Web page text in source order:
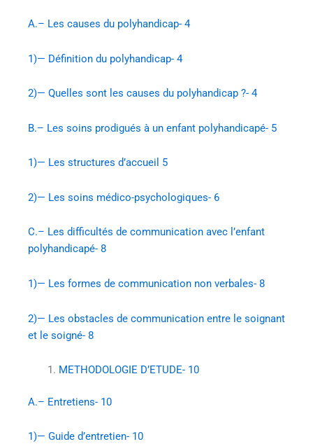
A.– Les causes du polyhandicap- 4
1)— Définition du polyhandicap- 4
2)— Quelles sont les causes du polyhandicap ?- 4
B.– Les soins prodigués à un enfant polyhandicapé- 5
1)— Les structures d’accueil 5
2)— Les soins médico-psychologiques- 6
C.– Les difficultés de communication avec l’enfant
polyhandicapé- 8
1)— Les formes de communication non verbales- 8
2)— Les obstacles de communication entre le soignant
et le soigné- 8
METHODOLOGIE D’ETUDE- 10
A.– Entretiens- 10
1)— Guide d’entretien- 10